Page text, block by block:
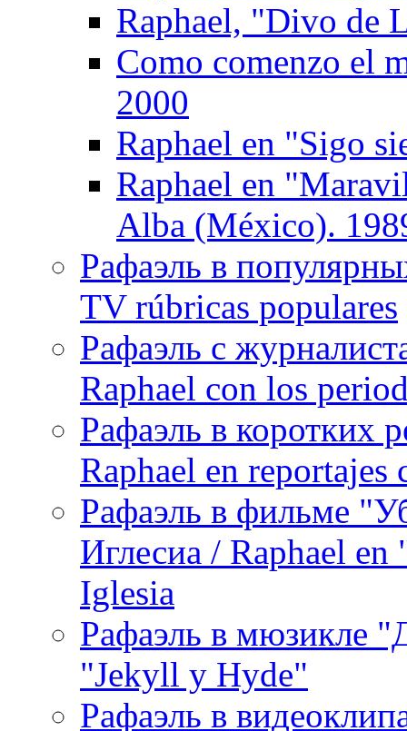
Raphael, "Divo de
Como comenzo el
2000
Raphael en "Sigo
Raphael en
Alba (México).
Рафаэль в
TV rúbricas populares
Рафаэль с
Raphael con los
Рафаэль в коротких
Raphael en reportajes
Рафаэль в фильме
Иглесиа / Raphael
Iglesia
Рафаэль в мюзикле
"Jekyll y Hyde"
Рафаэль в